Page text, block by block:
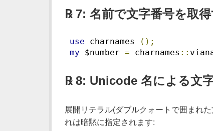
℞ 7: 名前で文字番号を取
use charnames
();
my $number = charnames ::
℞ 8: Unicode 名による文
展開リテラル(ダブルクォートで囲まれ
れは暗黙に指定されます: